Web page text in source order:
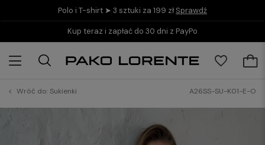
Polo i T-shirt ➤ 3 sztuki za 199 zł Sprawdź
Kup teraz i zapłać do 30 dni z PayPo
Wróć do:Sukienki A26SS-SU-K01-E-O